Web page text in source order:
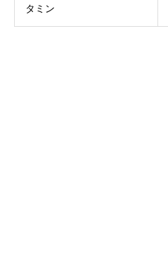
タミン